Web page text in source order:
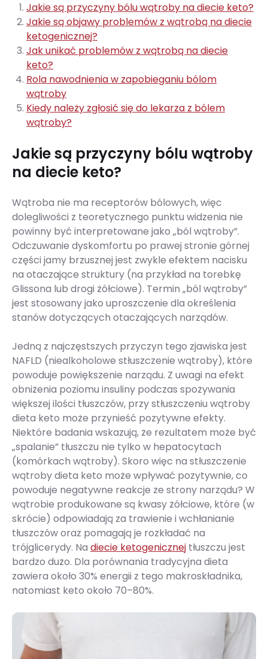
Jakie są przyczyny bólu wątroby na diecie keto?
Jakie są objawy problemów z wątrobą na diecie
ketogenicznej?
Jak unikać problemów z wątrobą na diecie
keto?
Rola nawodnienia w zapobieganiu bólom
wątroby
Kiedy należy zgłosić się do lekarza z bólem
wątroby?
Jakie są przyczyny bólu wątroby
na diecie keto?
Wątroba nie ma receptorów bólowych, więc
dolegliwości z teoretycznego punktu widzenia nie
powinny być interpretowane jako „ból wątroby”.
Odczuwanie dyskomfortu po prawej stronie górnej
części jamy brzusznej jest zwykle efektem nacisku
na otaczające struktury (na przykład na torebkę
Glissona lub drogi żółciowe). Termin „ból wątroby”
jest stosowany jako uproszczenie dla określenia
stanów dotyczących otaczających narządów.
Jedną z najczęstszych przyczyn tego zjawiska jest
NAFLD (niealkoholowe stłuszczenie wątroby), które
powoduje powiększenie narządu. Z uwagi na efekt
obniżenia poziomu insuliny podczas spożywania
większej ilości tłuszczów, przy stłuszczeniu wątroby
dieta keto może przynieść pozytywne efekty.
Niektóre badania wskazują, że rezultatem może być
„spalanie” tłuszczu nie tylko w hepatocytach
(komórkach wątroby). Skoro więc na stłuszczenie
wątroby dieta keto może wpływać pozytywnie, co
powoduje negatywne reakcje ze strony narządu? W
wątrobie produkowane są kwasy żółciowe, które (w
skrócie) odpowiadają za trawienie i wchłanianie
tłuszczów oraz pomagają je rozkładać na
trójglicerydy. Na diecie ketogenicznej tłuszczu jest
bardzo dużo. Dla porównania tradycyjna dieta
zawiera około 30% energii z tego makroskładnika,
natomiast keto około 70–80%.